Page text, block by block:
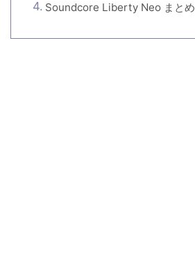
Soundcore Liberty Neo まとめ